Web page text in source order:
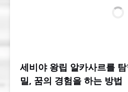
세비야 왕립 알카사르를
밀, 꿈의 경험을 하는 방법